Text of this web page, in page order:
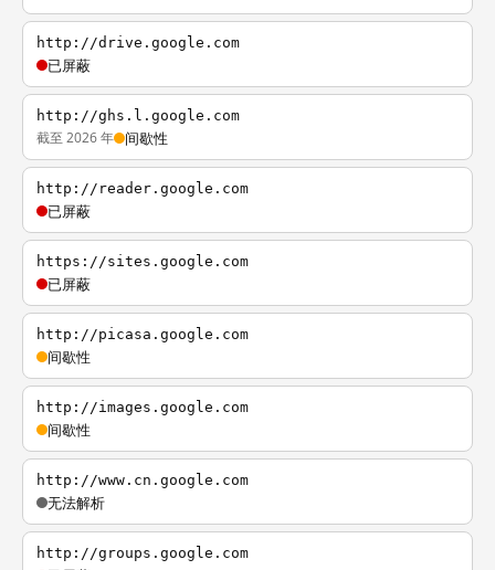
http://drive.google.com
已屏蔽
http://ghs.l.google.com
截至 2026 年 间歇性
http://reader.google.com
已屏蔽
https://sites.google.com
已屏蔽
http://picasa.google.com
间歇性
http://images.google.com
间歇性
http://www.cn.google.com
无法解析
http://groups.google.com